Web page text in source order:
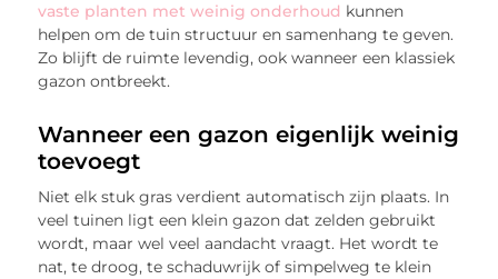
vaste planten met weinig onderhoud kunnen
helpen om de tuin structuur en samenhang te geven.
Zo blijft de ruimte levendig, ook wanneer een klassiek
gazon ontbreekt.
Wanneer een gazon eigenlijk weinig
toevoegt
Niet elk stuk gras verdient automatisch zijn plaats. In
veel tuinen ligt een klein gazon dat zelden gebruikt
wordt, maar wel veel aandacht vraagt. Het wordt te
nat, te droog, te schaduwrijk of simpelweg te klein